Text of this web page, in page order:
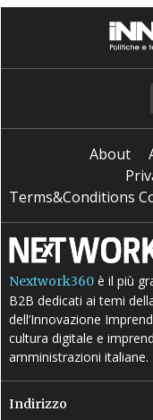
About
Terms&Conditions
Nextwork360 è il più
B2B dedicati ai temi
dell’Innovazione
cultura digitale e
amministrazioni italiane.
Indirizzo